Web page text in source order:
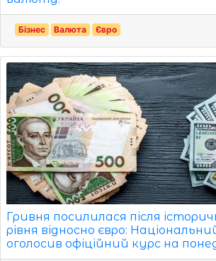
Бізнес Валюта Євро
Гривня посилилася після
рівня відносно євро:
оголосив офіційний курс на